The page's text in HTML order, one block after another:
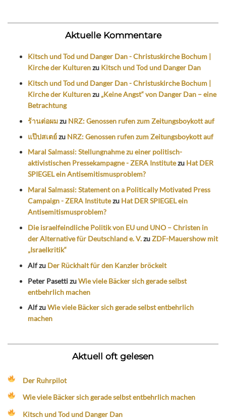
Aktuelle Kommentare
Kitsch und Tod und Danger Dan - Christuskirche Bochum |
Kirche der Kulturenzu Kitsch und Tod und Danger Dan
Kitsch und Tod und Danger Dan - Christuskirche Bochum |
Kirche der Kulturenzu „Keine Angst“ von Danger Dan – eine
Betrachtung
ร้านต่อผมzu NRZ: Genossen rufen zum Zeitungsboykott auf
แป๊ปสเตย์zu NRZ: Genossen rufen zum Zeitungsboykott auf
Maral Salmassi: Stellungnahme zu einer politisch-
aktivistischen Pressekampagne - ZERA Institutezu Hat DER
SPIEGEL ein Antisemitismusproblem?
Maral Salmassi: Statement on a Politically Motivated Press
Campaign - ZERA Institutezu Hat DER SPIEGEL ein
Antisemitismusproblem?
Die israelfeindliche Politik von EU und UNO – Christen in
der Alternative für Deutschland e. V.zuZDF-Mauershow mit
„Israelkritik“
Alfzu Der Rückhalt für den Kanzler bröckelt
Peter PasettizuWie viele Bäcker sich gerade selbst
entbehrlich machen
AlfzuWie viele Bäcker sich gerade selbst entbehrlich
machen
Aktuell oft gelesen
Der Ruhrpilot
Wie viele Bäcker sich gerade selbst entbehrlich machen
Kitsch und Tod und Danger Dan